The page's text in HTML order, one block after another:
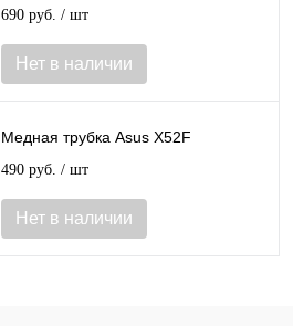
690 руб. / шт
Нет в наличии
Медная трубка Asus X52F
490 руб. / шт
Нет в наличии